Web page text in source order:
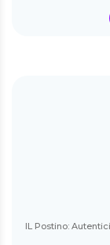
IL Postino: